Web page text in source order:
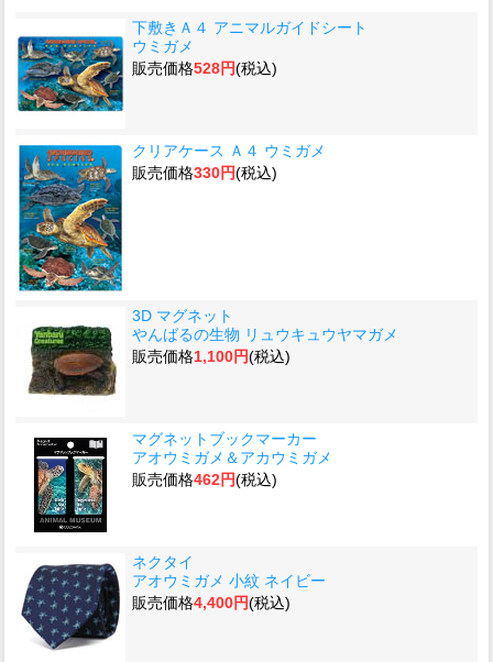
下敷きＡ４ アニマルガイドシート
ウミガメ
販売価格528円(税込)
クリアケース Ａ４ ウミガメ
販売価格330円(税込)
3D マグネット
やんばるの生物 リュウキュウヤマガメ
販売価格1,100円(税込)
マグネットブックマーカー
アオウミガメ＆アカウミガメ
販売価格462円(税込)
ネクタイ
アオウミガメ 小紋 ネイビー
販売価格4,400円(税込)